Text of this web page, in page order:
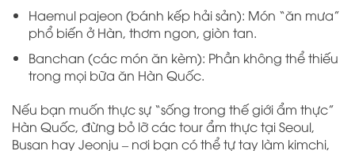
Haemul pajeon (bánh kếp hải sản): Món “ăn mưa”
phổ biến ở Hàn, thơm ngon, giòn tan.
Banchan (các món ăn kèm): Phần không thể thiếu
trong mọi bữa ăn Hàn Quốc.
Nếu bạn muốn thực sự “sống trong thế giới ẩm thực”
Hàn Quốc, đừng bỏ lỡ các tour ẩm thực tại Seoul,
Busan hay Jeonju – nơi bạn có thể tự tay làm kimchi,